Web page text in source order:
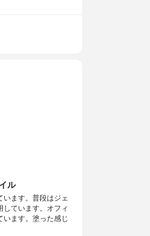
ル
います。普段はジェ
しています。オフィ
います。塗った感じ